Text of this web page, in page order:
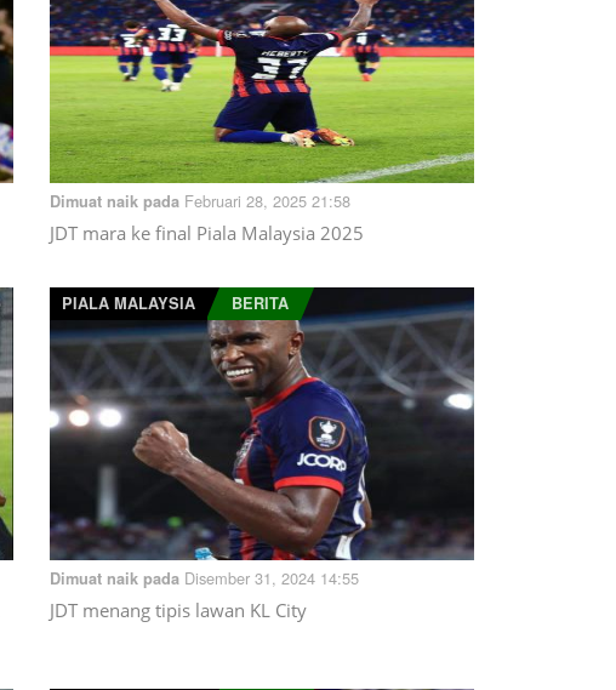
Dimuat naik pada Februari 28, 2025 21:58
JDT mara ke final Piala Malaysia 2025
PIALA MALAYSIA BERITA
Dimuat naik pada Disember 31, 2024 14:55
JDT menang tipis lawan KL City